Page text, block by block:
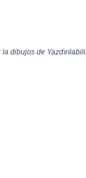
dibujos de